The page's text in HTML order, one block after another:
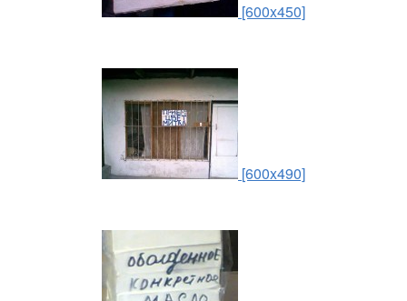
[600x450]
[600x490]